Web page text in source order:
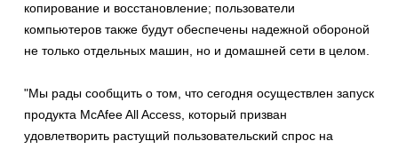
копирование и восстановление; пользователи
компьютеров также будут обеспечены надежной обороной
не только отдельных машин, но и домашней сети в целом.
"Мы рады сообщить о том, что сегодня осуществлен запуск
продукта McAfee All Access, который призван
удовлетворить растущий пользовательский спрос на